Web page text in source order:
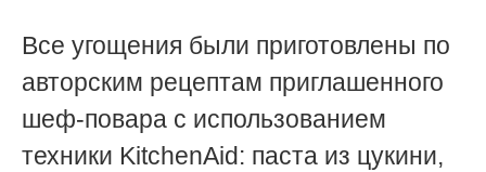
Все угощения были приготовлены по
авторским рецептам приглашенного
шеф-повара с использованием
техники KitchenAid: паста из цукини,